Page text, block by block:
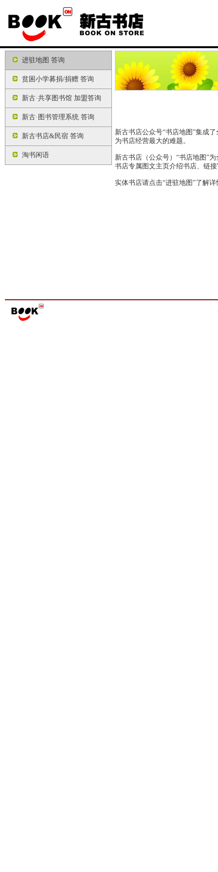
进驻地图 答询
贫困小学募捐/捐赠 答询
新古·共享图书馆 加盟答询
新古·图书管理系统 答询
新古书店&民宿 答询
淘书闲语
新古书店公众号“书店地图”集成
为书店经营最大的难题。
新古书店（公众号） “书店地图 ”为
书店专属图文主页介绍书店、链
实体书店请点击“进驻地图”了解详